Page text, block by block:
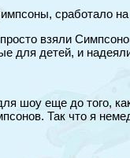
сработало на
взяли
для детей, и
шоу еще до того,
Так что я